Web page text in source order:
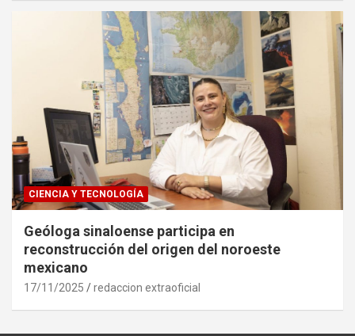
CIENCIA Y TECNOLOGÍA
Geóloga sinaloense participa en
reconstrucción del origen del noroeste
mexicano
17/11/2025 redaccion extraoficial